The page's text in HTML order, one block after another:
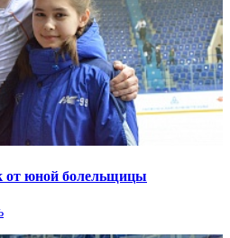
от юной болельщицы